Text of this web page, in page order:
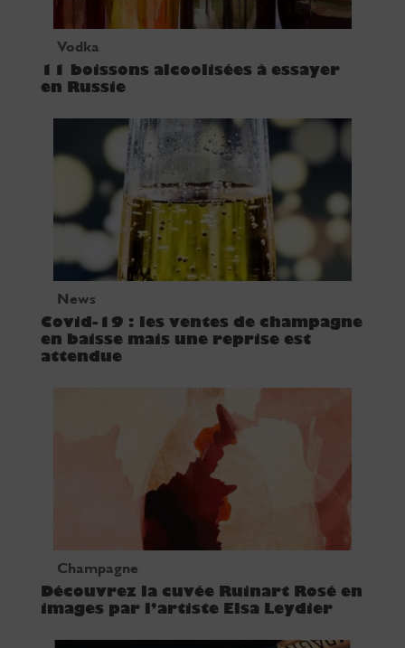
Vodka
11 boissons alcoolisées à essayer
en Russie
News
Covid-19 : les ventes de champagne
en baisse mais une reprise est
attendue
Champagne
Découvrez la cuvée Ruinart Rosé en
images par l’artiste Elsa Leydier